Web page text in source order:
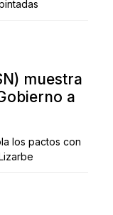
muestra
a
los pactos con